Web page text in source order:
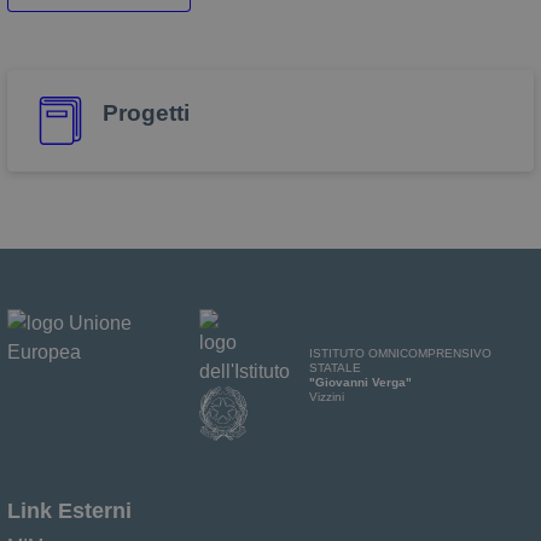
Progetti
ISTITUTO OMNICOMPRENSIVO
STATALE
"Giovanni Verga"
Vizzini
Link Esterni